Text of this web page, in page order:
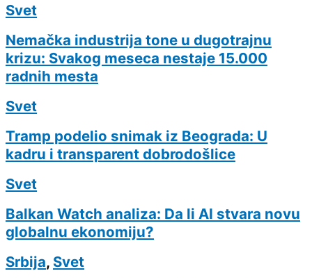
Svet
Nemačka industrija tone u dugotrajnu
krizu: Svakog meseca nestaje 15.000
radnih mesta
Svet
Tramp podelio snimak iz Beograda: U
kadru i transparent dobrodošlice
Svet
Balkan Watch analiza: Da li AI stvara novu
globalnu ekonomiju?
Srbija, Svet